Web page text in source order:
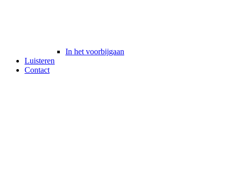
In het voorbijgaan
Luisteren
Contact